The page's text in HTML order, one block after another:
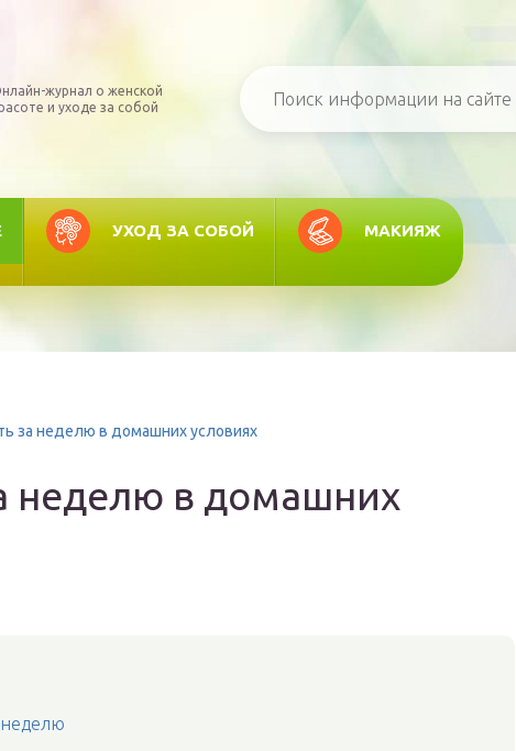
журнал о женской
и уходе за собой
УХОД ЗА СОБОЙ МАКИЯЖ
за неделю в домашних условиях
неделю в домашних